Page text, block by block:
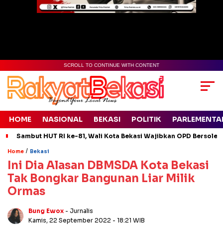
SCROLL TO CONTINUE WITH CONTENT
HOME NASIONAL BEKASI POLITIK
Sambut HUT RI ke-81, Wali Kota Bekasi Wajibkan OPD Bersolek
Home / Bekasi
Ini Dia Alasan DBMSDA Kota Bekasi
Tak Bongkar Bangunan Liar Milik
Ormas
Bung Ewox - Jurnalis
Kamis, 22 September 2022 - 18:21 WIB